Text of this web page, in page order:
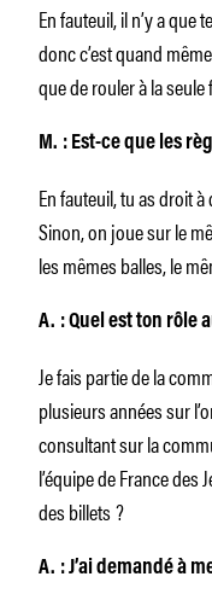
En fauteuil, il n’y a que
donc c’est quand
que de rouler à la
M. : Est-ce que les
En fauteuil, tu as droit
Sinon, on joue sur le
les mêmes balles, le
A. : Quel est ton rôle
Je fais partie de la
plusieurs années sur
consultant sur la
l’équipe de France
des billets ?
A. : J’ai demandé à